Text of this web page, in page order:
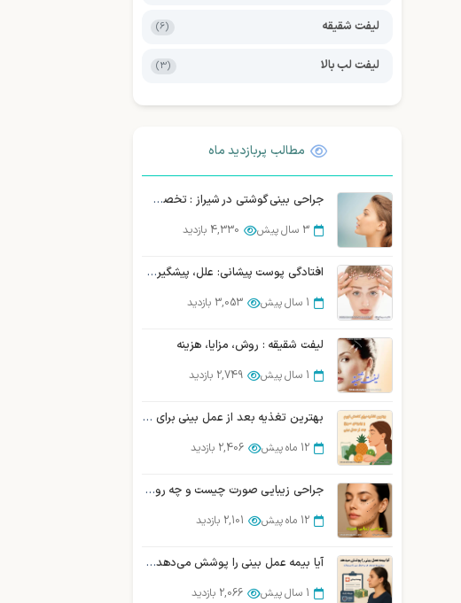
لیفت شقیقه (6)
لیفت لب بالا (3)
مطالب پربازدید ماه
جراحی بینی گوشتی در شیراز : تخصص، تجربه و نتیجه طبیعی
3 سال پیش 4,330 بازدید
افتادگی پوست پیشانی: علل، پیشگیری و درمان قطعی
1 سال پیش 3,053 بازدید
لیفت شقیقه : روش، مزایا، هزینه
1 سال پیش 2,749 بازدید
بهترین تغذیه بعد از عمل بینی برای بهبودی سریع
12 ماه پیش 2,406 بازدید
جراحی زیبایی صورت چیست و چه روش‌هایی دارد؟ (بررسی تخصصی)
12 ماه پیش 2,101 بازدید
آیا بیمه عمل بینی را پوشش می‌دهد؟ بررسی و مقایسه شرکتهای بیمه در ایران
1 سال پیش 2,066 بازدید